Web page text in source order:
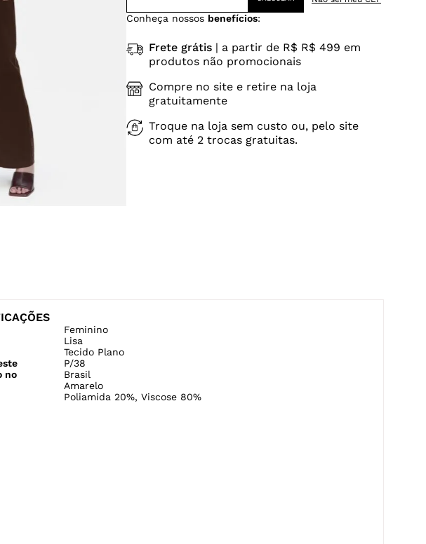
Conheça nossos benefícios:
Frete grátis| a partir de R$ R$ 499 em
produtos não promocionais
Compre no site e retire na loja
gratuitamente
Troque na loja sem custo ou, pelo site
com até 2 trocas gratuitas.
Feminino
Lisa
Tecido Plano
P/38
no
Brasil
Amarelo
Poliamida 20%, Viscose 80%